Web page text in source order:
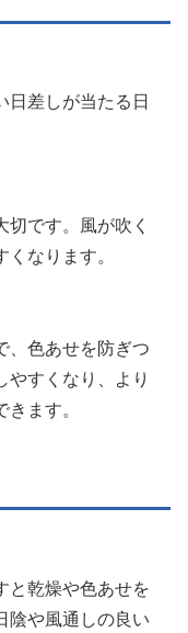
日差しが当たる日
切です。風が吹く
なります。
、色あせを防ぎつ
やすくなり、より
ます。
と乾燥や色あせを
陰や風通しの良い